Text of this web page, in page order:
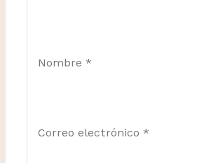
Nombre *
Correo electrónico *